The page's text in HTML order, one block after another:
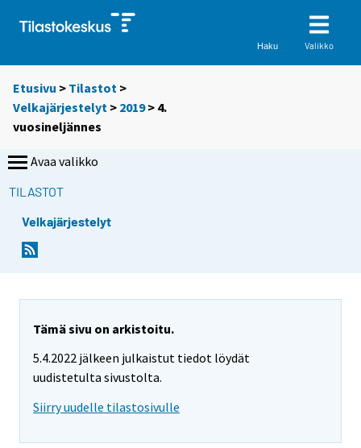
Haku Valikko
Etusivu > Tilastot >
Velkajärjestelyt > 2019> 4.
vuosineljännes
Avaa valikko
TILASTOT
Velkajärjestelyt
Tämä sivu on arkistoitu.
5.4.2022 jälkeen julkaistut tiedot löydät
uudistetulta sivustolta.
Siirry uudelle tilastosivulle